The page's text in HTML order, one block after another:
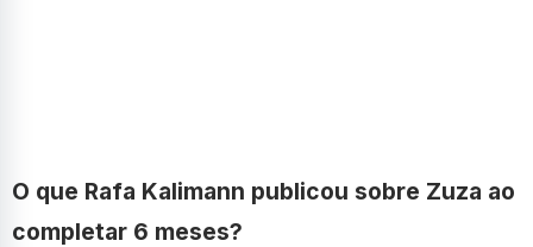
O que Rafa Kalimann publicou sobre Zuza ao
completar 6 meses?